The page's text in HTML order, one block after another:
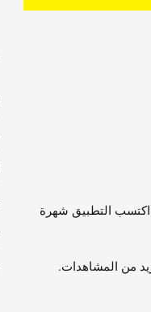
التطبيق شهرة
من المشاهدات.